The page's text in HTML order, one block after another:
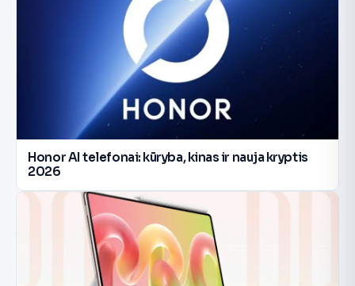
Honor AI telefonai: kūryba, kinas ir nauja kryptis
2026